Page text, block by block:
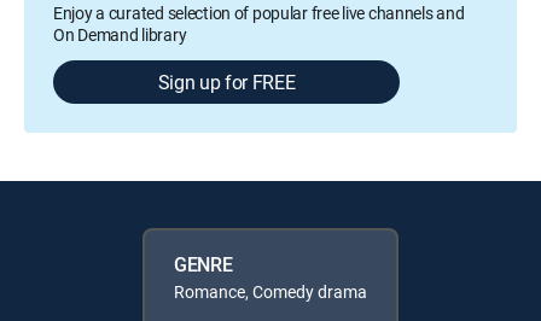
Enjoy a curated selection of popular free live channels and
On Demand library
Sign up for FREE
GENRE
Romance, Comedy drama